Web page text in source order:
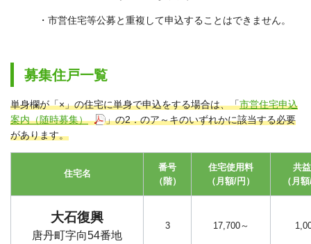
・市営住宅等公募と重複して申込することはできません。
募集住戸一覧
単身欄が「×」の住宅に単身で申込をする場合は、「市営住宅申込
案内（随時募集）
」の2．のア～キのいずれかに該当する必要
があります。
住宅名
番号
（階）
住宅使用料
（月額/円）
共
（月
大石復興
唐丹町字向54番地
3 17,700～